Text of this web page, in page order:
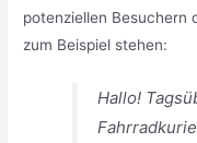
potenziellen Besuchern
zum Beispiel stehen:
Hallo!